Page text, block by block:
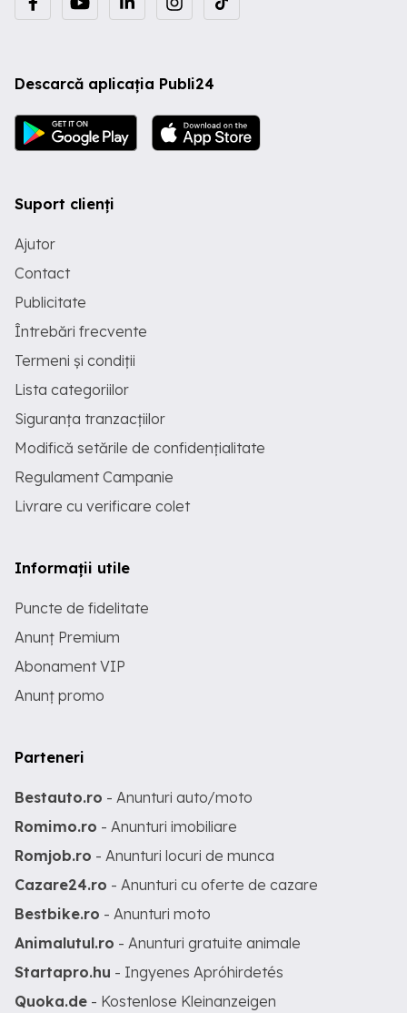
Descarcă aplicația Publi24
Suport clienți
Ajutor
Contact
Publicitate
Întrebări frecvente
Termeni și condiții
Lista categoriilor
Siguranța tranzacțiilor
Modifică setările de confidențialitate
Regulament Campanie
Livrare cu verificare colet
Informații utile
Puncte de fidelitate
Anunț Premium
Abonament VIP
Anunț promo
Parteneri
Bestauto.ro - Anunturi auto/moto
Romimo.ro - Anunturi imobiliare
Romjob.ro - Anunturi locuri de munca
Cazare24.ro - Anunturi cu oferte de cazare
Bestbike.ro - Anunturi moto
Animalutul.ro - Anunturi gratuite animale
Startapro.hu - Ingyenes Apróhirdetés
Quoka.de - Kostenlose Kleinanzeigen